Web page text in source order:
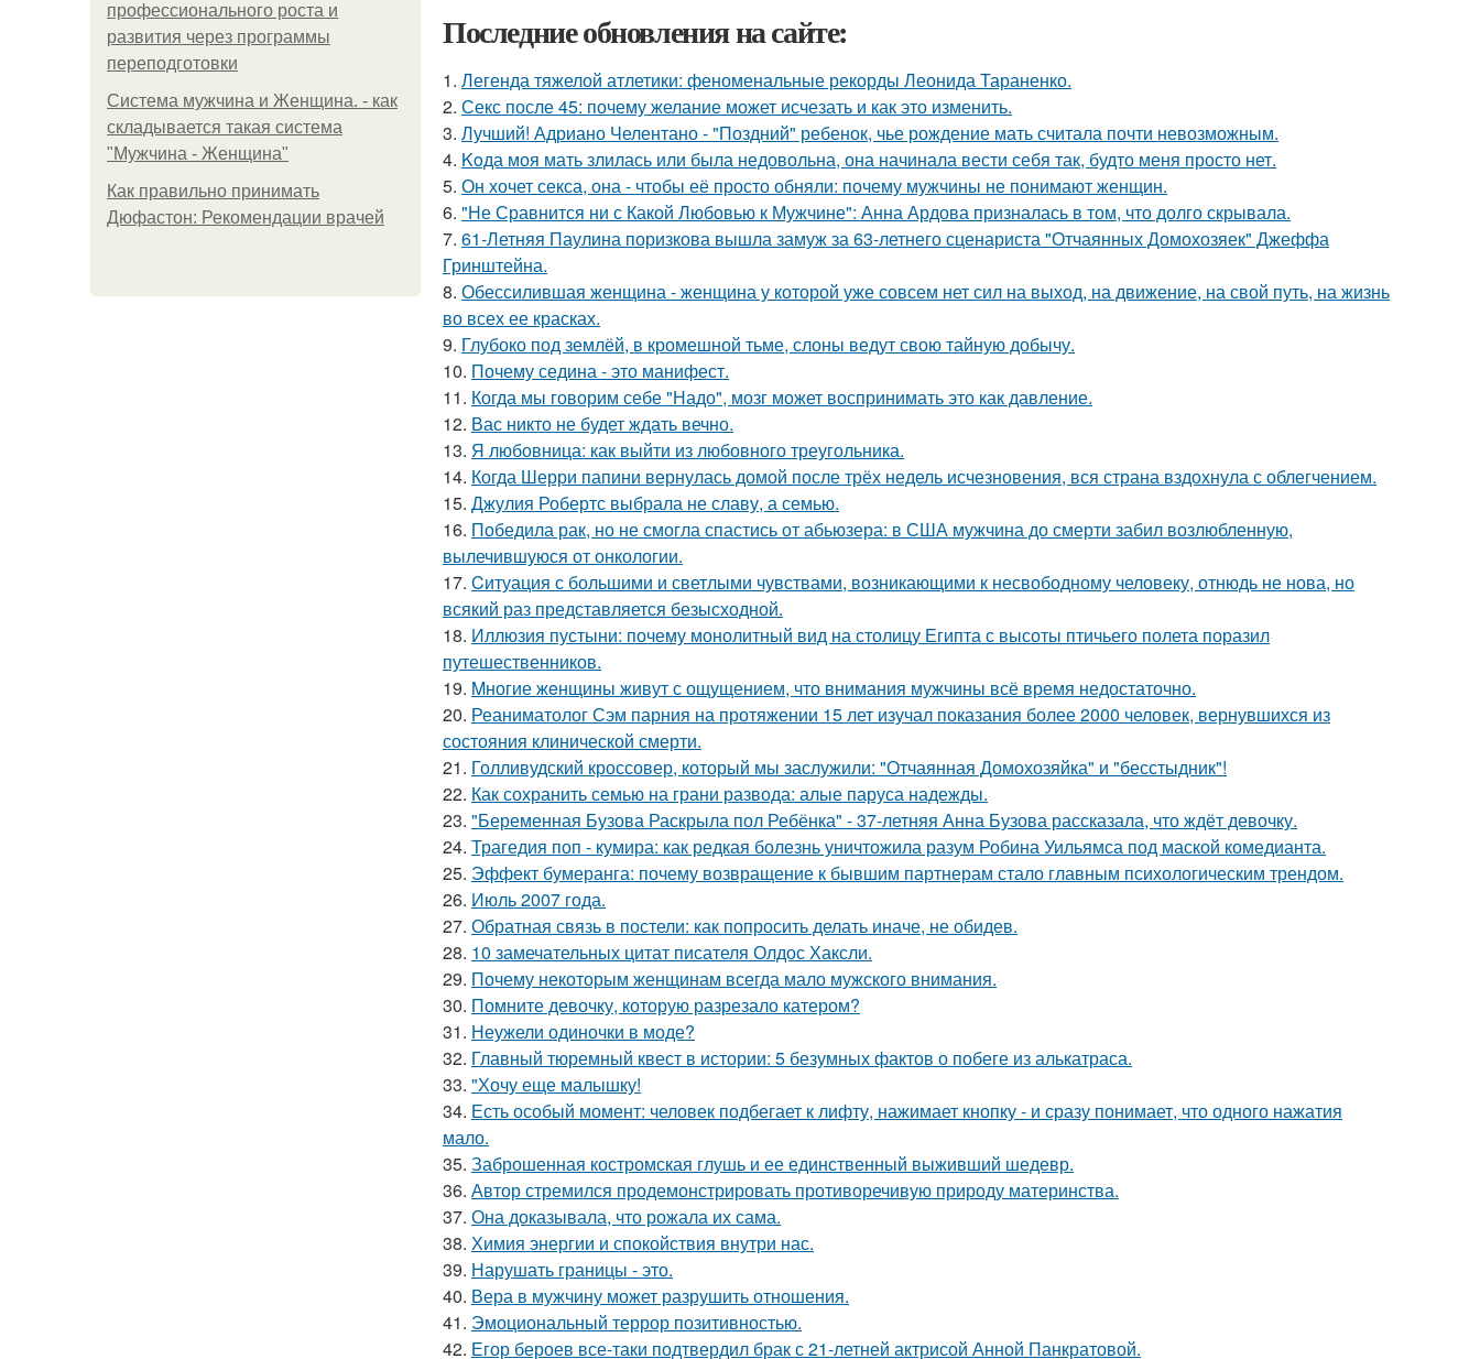
профессионального роста и
развития через программы
переподготовки
Система мужчина и Женщина. - как
складывается такая система
"Мужчина - Женщина"
Как правильно принимать
Дюфастон: Рекомендации врачей
Последние обновления на сайте:
1. Легенда тяжелой атлетики: феноменальные рекорды Леонида Тараненко.
2. Секс после 45: почему желание может исчезать и как это изменить.
3. Лучший! Адриано Челентано - "Поздний" ребенок, чье рождение мать считала почти невозможным.
4. Koда моя мать злилась или была недовольна, она начинала вести себя так, будто меня просто нет.
5. Он хочет секса, она - чтобы её просто обняли: почему мужчины не понимают женщин.
6. "Не Сравнится ни с Какой Любовью к Мужчине": Анна Ардова призналась в том, что долго скрывала.
7. 61-Летняя Паулина поризкова вышла замуж за 63-летнего сценариста "Отчаянных Домохозяек" Джеффа
Гринштейна.
8. Обессилившая женщина - женщина у которой уже совсем нет сил на выход, на движение, на свой путь, на жизнь
во всех ее красках.
9. Глубоко под землёй, в кромешной тьме, слоны ведут свою тайную добычу.
10. Почему седина - это манифест.
11. Когда мы говорим себе "Надо", мозг может воспринимать это как давление.
12. Вас никто не будет ждать вечно.
13. Я любовница: как выйти из любовного треугольника.
14. Когда Шерри папини вернулась домой после трёх недель исчезновения, вся страна вздохнула с облегчением.
15. Джулия Робертс выбрала не славу, а семью.
16. Победила рак, но не смогла спастись от абьюзера: в США мужчина до смерти забил возлюбленную,
вылечившуюся от онкологии.
17. Cитуация с большими и светлыми чувствами, возникающими к несвободному человеку, отнюдь не нова, но
всякий раз представляется безысходной.
18. Иллюзия пустыни: почему монолитный вид на столицу Египта с высоты птичьего полета поразил
путешественников.
19. Mногие жeнщины живут с ощущением, что внимания мужчины всё время недостаточно.
20. Реаниматолог Сэм парния на протяжении 15 лет изучал показания более 2000 человек, вернувшихся из
состояния клинической смерти.
21. Голливудский кроссовер, который мы заслужили: "Отчаянная Домохозяйка" и "бесстыдник"!
22. Как сохранить семью на грани развода: алые паруса надежды.
23. "Беременная Бузова Раскрыла пол Ребёнка" - 37-летняя Анна Бузова рассказала, что ждёт девочку.
24. Трагедия поп - кумира: как редкая болезнь уничтожила разум Робина Уильямса под маской комедианта.
25. Эффект бумеранга: почему возвращение к бывшим партнерам стало главным психологическим трендом.
26. Июль 2007 года.
27. Обратная связь в постели: как попросить делать иначе, не обидев.
28. 10 замечательных цитат писателя Олдос Хаксли.
29. Почему некоторым женщинам всегда мало мужского внимания.
30. Помните девочку, которую разрезало катером?
31. Неужели одиночки в моде?
32. Главный тюремный квест в истории: 5 безумных фактов о побеге из алькатраса.
33. "Хочу еще малышку!
34. Есть особый момент: человек подбегает к лифту, нажимает кнопку - и сразу понимает, что одного нажатия
мало.
35. Заброшенная костромская глушь и ее единственный выживший шедевр.
36. Автор стремился продемонстрировать противоречивую природу материнства.
37. Она доказывала, что рожала их сама.
38. Химия энергии и спокойствия внутри нас.
39. Нарушать границы - это.
40. Вера в мужчину может разрушить отношения.
41. Эмоциональный террор позитивностью.
42. Егор бероев все-таки подтвердил брак с 21-летней актрисой Анной Панкратовой.